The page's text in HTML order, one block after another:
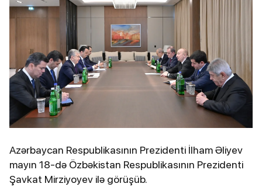
Azərbaycan Respublikasının Prezidenti İlham Əliyev
mayın 18-də Özbəkistan Respublikasının Prezidenti
Şavkat Mirziyoyev ilə görüşüb.